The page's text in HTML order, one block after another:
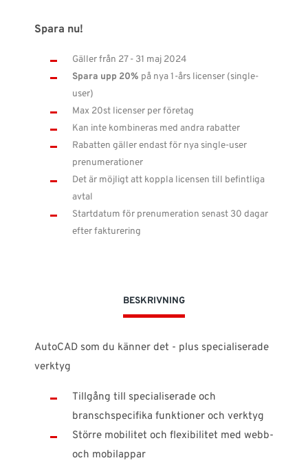
NTI Group Brasil Danmark Deutschland
España
Suomi UK
Spara nu!
Gäller från 27 - 31 maj 2024
Spara upp 20% på nya 1-års licenser (single-
user)
Max 20st licenser per företag
Kan inte kombineras med andra rabatter
Rabatten gäller endast för nya single-user
prenumerationer
Det är möjligt att koppla licensen till befintliga
avtal
Startdatum för prenumeration senast 30 dagar
efter fakturering
BESKRIVNING
AutoCAD som du känner det - plus specialiserade
verktyg
Tillgång till specialiserade och
branschspecifika funktioner och verktyg
Större mobilitet och flexibilitet med webb-
och mobilappar